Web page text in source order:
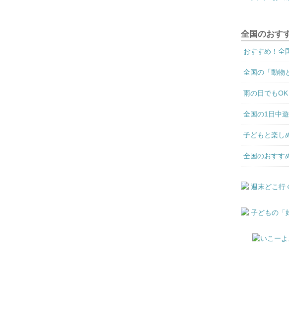
全国のおす
おすすめ！全
全国の「動物
雨の日でも
全国の1日中
子どもと楽し
全国のおすす